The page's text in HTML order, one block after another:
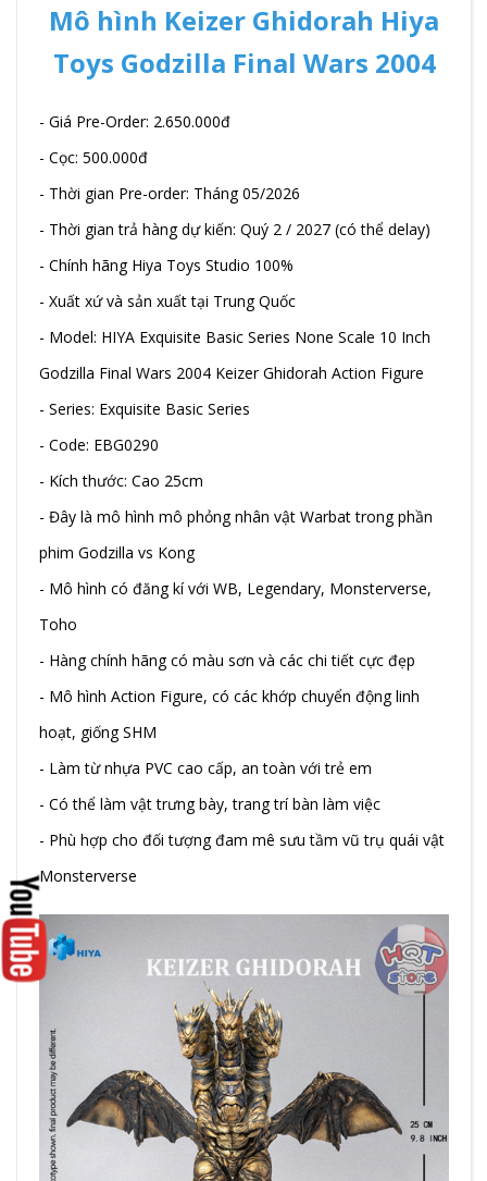
Mô hình Keizer Ghidorah Hiya
Toys Godzilla Final Wars 2004
- Giá Pre-Order: 2.650.000đ
- Cọc: 500.000đ
- Thời gian Pre-order: Tháng 05/2026
- Thời gian trả hàng dự kiến: Quý 2 / 2027 (có thể delay)
- Chính hãng Hiya Toys Studio 100%
- Xuất xứ và sản xuất tại Trung Quốc
- Model: HIYA Exquisite Basic Series None Scale 10 Inch
Godzilla Final Wars 2004 Keizer Ghidorah Action Figure
- Series: Exquisite Basic Series
- Code: EBG0290
- Kích thước: Cao 25cm
- Đây là mô hình mô phỏng nhân vật Warbat trong phần
phim Godzilla vs Kong
- Mô hình có đăng kí với WB, Legendary, Monsterverse,
Toho
- Hàng chính hãng có màu sơn và các chi tiết cực đẹp
- Mô hình Action Figure, có các khớp chuyển động linh
hoạt, giống SHM
- Làm từ nhựa PVC cao cấp, an toàn với trẻ em
- Có thể làm vật trưng bày, trang trí bàn làm việc
- Phù hợp cho đối tượng đam mê sưu tầm vũ trụ quái vật
Monsterverse